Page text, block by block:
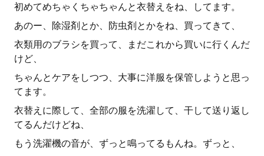
初めてめちゃくちゃちゃんと衣替えをね、してます。
あのー、除湿剤とか、防虫剤とかをね、買ってきて、
衣類用のブラシを買って、まだこれから買いに行くんだ
けど、
ちゃんとケアをしつつ、大事に洋服を保管しようと思っ
てます。
衣替えに際して、全部の服を洗濯して、干して送り返し
てるんだけどね、
もう洗濯機の音が、ずっと鳴ってるもんね。ずっと、